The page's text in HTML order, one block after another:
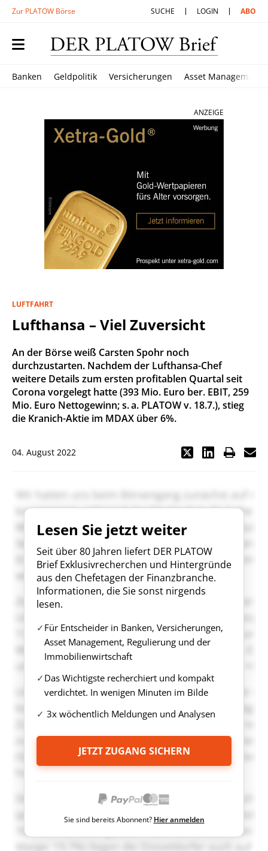
Zur PLATOW Börse SUCHE LOGIN ABO
Banken Geldpolitik Versicherungen Asset Management
ANZEIGE
LUFTFAHRT
Lufthansa – Viel Zuversicht
An der Börse weiß Carsten Spohr noch
durchzustarten. Nachdem der Lufthansa-Chef
weitere Details zum ersten profitablen Quartal seit
Corona vorgelegt hatte (393 Mio. Euro ber. EBIT, 259
Mio. Euro Nettogewinn; s. a. PLATOW v. 18.7.), stieg
die Kranich-Aktie im MDAX über 6%.
04. August 2022
Lesen Sie jetzt weiter
Seit über 80 Jahren liefert DER PLATOW
Brief Exklusivrecherchen und Hintergründe
aus den Chefetagen der Finanzbranche.
Informationen, die Sie sonst nirgends
lesen.
Für Entscheider in Banken, Versicherungen,
Asset Management, Regulierung und der
Immobilienwirtschaft
Das Wichtigste recherchiert und kompakt
verdichtet. In wenigen Minuten im Bilde
3x wöchentlich Meldungen und Analysen
JETZT ZUGANG SICHERN
Sie sind bereits Abonnent? Hier anmelden